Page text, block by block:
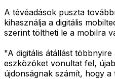
A tévéadások puszta
kihasználja a digitális
szerint töltheti le a mobilra
"A digitális átállást
eszközöket vonultat fel,
újdonságnak számít, hogy